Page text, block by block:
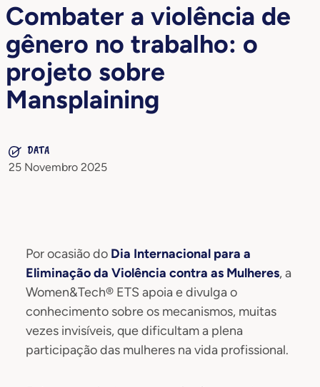
Combater a violência de
gênero no trabalho: o
projeto sobre
Mansplaining
DATA
25 Novembro 2025
Por ocasião do Dia Internacional para a
Eliminação da Violência contra as Mulheres, a
Women&Tech® ETS apoia e divulga o
conhecimento sobre os mecanismos, muitas
vezes invisíveis, que dificultam a plena
participação das mulheres na vida profissional.